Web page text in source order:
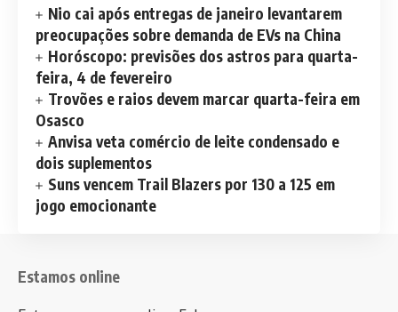
Nio cai após entregas de janeiro levantarem
preocupações sobre demanda de EVs na China
Horóscopo: previsões dos astros para quarta-
feira, 4 de fevereiro
Trovões e raios devem marcar quarta-feira em
Osasco
Anvisa veta comércio de leite condensado e
dois suplementos
Suns vencem Trail Blazers por 130 a 125 em
jogo emocionante
Estamos online